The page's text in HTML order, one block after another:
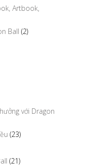
Artbook,
Ball (2)
với Dragon
(23)
(21)